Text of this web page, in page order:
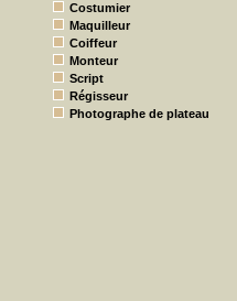
Costumier
Maquilleur
Coiffeur
Monteur
Script
Régisseur
Photographe de plateau